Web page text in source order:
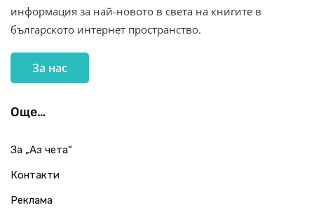
информация за най-новото в света на книгите в
българското интернет пространство.
За нас
Още…
За „Аз чета“
Контакти
Реклама